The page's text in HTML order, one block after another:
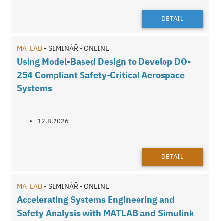
DETAIL
MATLAB • SEMINÁŘ • ONLINE
Using Model-Based Design to Develop DO-
254 Compliant Safety-Critical Aerospace
Systems
12.8.2026
DETAIL
MATLAB • SEMINÁŘ • ONLINE
Accelerating Systems Engineering and
Safety Analysis with MATLAB and Simulink